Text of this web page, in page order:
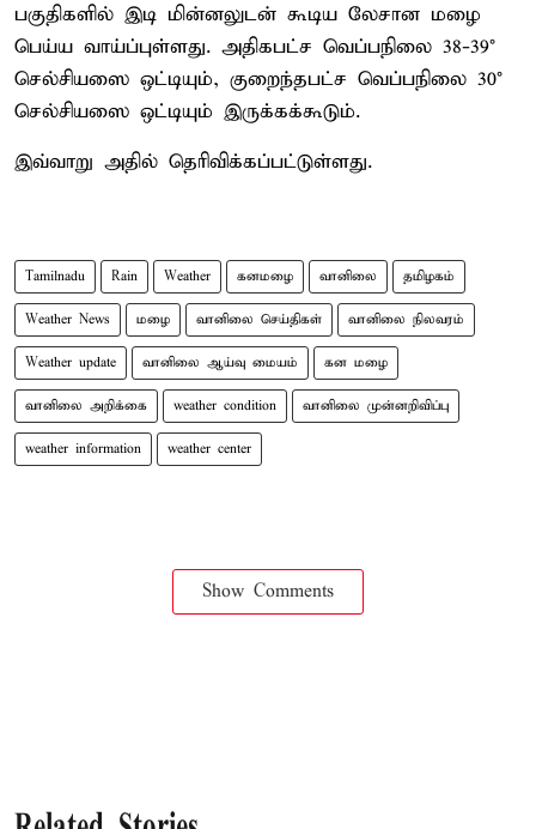
பகுதிகளில் இடி மின்னலுடன் கூடிய லேசான மழை
பெய்ய வாய்ப்புள்ளது. அதிகபட்ச வெப்பநிலை 38-39°
செல்சியஸை ஒட்டியும், குறைந்தபட்ச வெப்பநிலை 30°
செல்சியஸை ஒட்டியும் இருக்கக்கூடும்.
இவ்வாறு அதில் தெரிவிக்கப்பட்டுள்ளது.
Tamilnadu Rain Weather கனமழை வானிலை தமிழகம்
Weather News மழை வானிலை செய்திகள் வானிலை நிலவரம்
Weather update வானிலை ஆய்வு மையம் கன மழை
வானிலை அறிக்கை weather condition வானிலை முன்னறிவிப்பு
weather information weather center
Show Comments